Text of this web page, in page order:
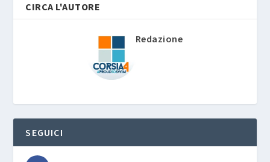
CIRCA L'AUTORE
Redazione
SEGUICI